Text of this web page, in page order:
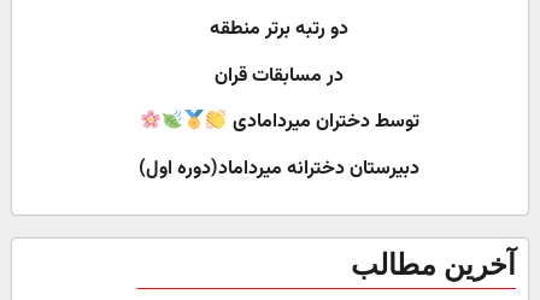
دو رتبه برتر منطقه
در مسابقات قران
توسط دختران میردامادی
دبیرستان دخترانه میرداماد(دوره اول)
آخرین مطالب